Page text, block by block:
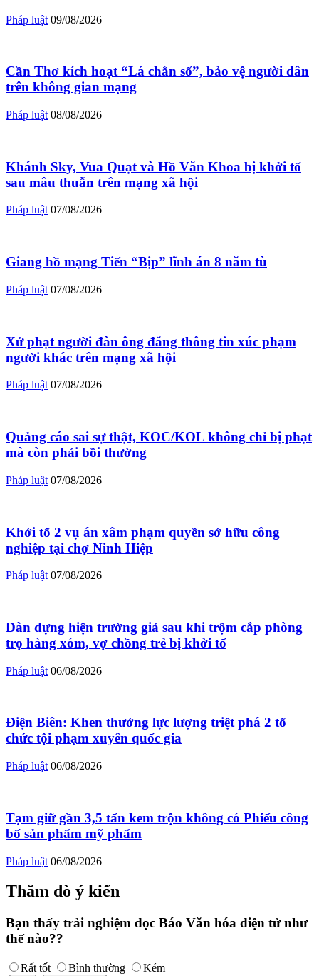
Pháp luật 09/08/2026
Cần Thơ kích hoạt “Lá chắn số”, bảo vệ người dân
trên không gian mạng
Pháp luật 08/08/2026
Khánh Sky, Vua Quạt và Hồ Văn Khoa bị khởi tố
sau mâu thuẫn trên mạng xã hội
Pháp luật 07/08/2026
Giang hồ mạng Tiến “Bịp” lĩnh án 8 năm tù
Pháp luật 07/08/2026
Xử phạt người đàn ông đăng thông tin xúc phạm
người khác trên mạng xã hội
Pháp luật 07/08/2026
Quảng cáo sai sự thật, KOC/KOL không chỉ bị phạt
mà còn phải bồi thường
Pháp luật 07/08/2026
Khởi tố 2 vụ án xâm phạm quyền sở hữu công
nghiệp tại chợ Ninh Hiệp
Pháp luật 07/08/2026
Dàn dựng hiện trường giả sau khi trộm cắp phòng
trọ hàng xóm, vợ chồng trẻ bị khởi tố
Pháp luật 06/08/2026
Điện Biên: Khen thưởng lực lượng triệt phá 2 tổ
chức tội phạm xuyên quốc gia
Pháp luật 06/08/2026
Tạm giữ gần 3,5 tấn kem trộn không có Phiếu công
bố sản phẩm mỹ phẩm
Pháp luật 06/08/2026
Thăm dò ý kiến
Bạn thấy trải nghiệm đọc Báo Văn hóa điện tử như
thế nào??
Rất tốt Bình thường Kém